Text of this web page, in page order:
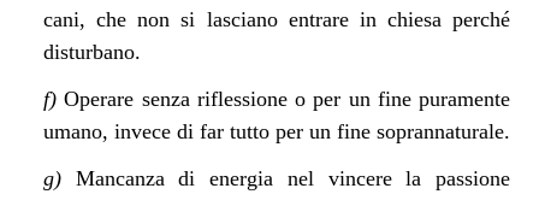
cani, che non si lasciano entrare in chiesa perché
disturbano.
f) Operare senza riflessione o per un fine puramente
umano, invece di far tutto per un fine soprannaturale.
g) Mancanza di energia nel vincere la passione